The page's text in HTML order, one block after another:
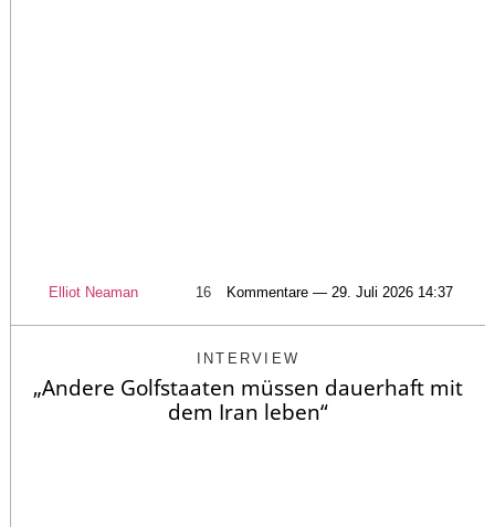
Elliot Neaman 16 Kommentare — 29. Juli 2026 14:37
INTERVIEW
„Andere Golfstaaten müssen dauerhaft mit
dem Iran leben“